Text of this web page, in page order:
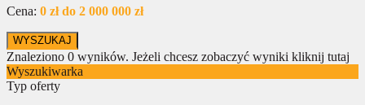
Cena: 0 zł do 2 000 000 zł
Znaleziono 0 wyników. Jeżeli chcesz zobaczyć wyniki kliknij tutaj
Wyszukiwarka
Typ oferty